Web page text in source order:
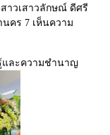
าวเสาวลักษณ์ ดีศรี
คร 7 เห็นความ
และความชำนาญ